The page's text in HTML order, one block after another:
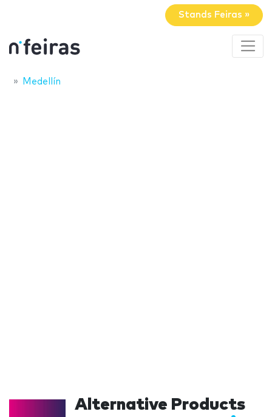
Stands Feiras »
Medellín
Alternative Products